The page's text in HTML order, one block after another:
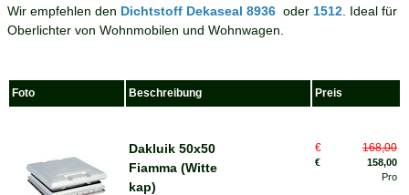
Wir empfehlen den Dichtstoff Dekaseal 8936 oder 1512 . Ideal für
Oberlichter von Wohnmobilen und Wohnwagen.
Foto Beschreibung Preis
Dakluik 50x50
Fiamma (Witte
kap)
€ 168,00
€
158,00
Pro